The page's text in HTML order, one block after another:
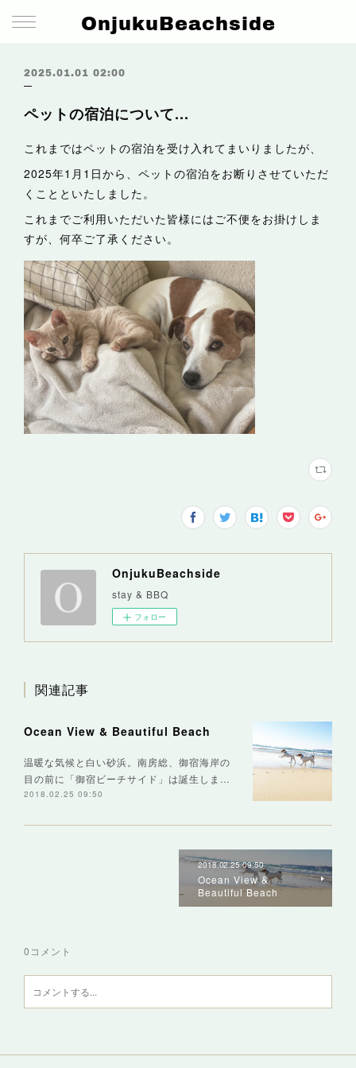
OnjukuBeachside
2025.01.01 02:00
ペットの宿泊について...
これまではペットの宿泊を受け入れてまいりましたが、
2025年1月1日から、ペットの宿泊をお断りさせていただ
くことといたしました。
これまでご利用いただいた皆様にはご不便をお掛けしま
すが、何卒ご了承ください。
OnjukuBeachside
stay & BBQ
フォロー
関連記事
Ocean View & Beautiful Beach
温暖な気候と白い砂浜。南房総、御宿海岸の
目の前に「御宿ビーチサイド」は誕生しま…
2018.02.25 09:50
2018.02.25 09:50
Ocean View &
Beautiful Beach
0 コメント